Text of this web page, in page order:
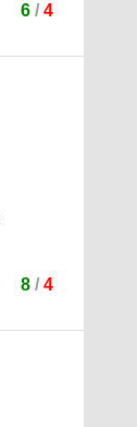
6/ 4
8/ 4